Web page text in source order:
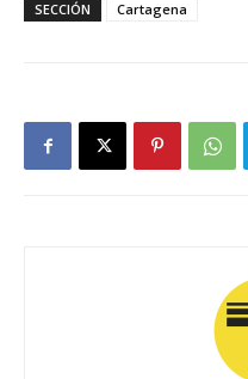
SECCIÓN Cartagena